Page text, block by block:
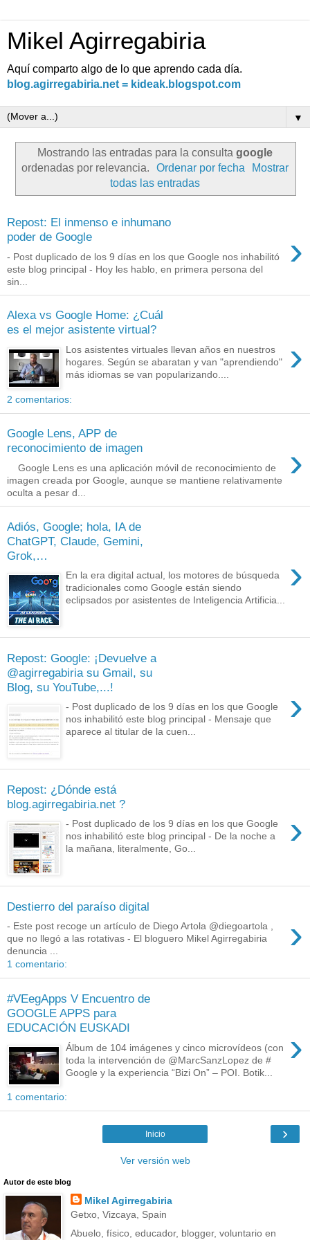
Mikel Agirregabiria
Aquí comparto algo de lo que aprendo cada día.
blog.agirregabiria.net = kideak.blogspot.com
▼
Mostrando las entradas para la consulta google
ordenadas por relevancia.
Ordenar por fecha
Mostrar
todas las entradas
Repost: El inmenso e inhumano
poder de Google
›
- Post duplicado de los 9 días en los que Google nos inhabilitó
este blog principal - Hoy les hablo, en primera persona del
sin...
Alexa vs Google Home: ¿Cuál
es el mejor asistente virtual?
›
Los asistentes virtuales llevan años en nuestros
hogares. Según se abaratan y van "aprendiendo"
más idiomas se van popularizando....
2 comentarios:
Google Lens, APP de
reconocimiento de imagen
›
Google Lens es una aplicación móvil de reconocimiento de
imagen creada por Google, aunque se mantiene relativamente
oculta a pesar d...
Adiós, Google; hola, IA de
ChatGPT, Claude, Gemini,
Grok,…
›
En la era digital actual, los motores de búsqueda
tradicionales como Google están siendo
eclipsados por asistentes de Inteligencia Artificia...
Repost: Google: ¡Devuelve a
@agirregabiria su Gmail, su
Blog, su YouTube,...!
›
- Post duplicado de los 9 días en los que Google
nos inhabilitó este blog principal - Mensaje que
aparece al titular de la cuen...
Repost: ¿Dónde está
blog.agirregabiria.net ?
›
- Post duplicado de los 9 días en los que Google
nos inhabilitó este blog principal - De la noche a
la mañana, literalmente, Go...
Destierro del paraíso digital
›
- Este post recoge un artículo de Diego Artola @diegoartola ,
que no llegó a las rotativas - El bloguero Mikel Agirregabiria
denuncia ...
1 comentario:
#VEegApps V Encuentro de
GOOGLE APPS para
EDUCACIÓN EUSKADI
›
Álbum de 104 imágenes y cinco microvídeos (con
toda la intervención de @MarcSanzLopez de #
Google y la experiencia “Bizi On” – POI. Botik...
1 comentario:
›
Inicio
Ver versión web
Autor de este blog
Mikel Agirregabiria
Getxo, Vizcaya, Spain
Abuelo, físico, educador, blogger, voluntario en